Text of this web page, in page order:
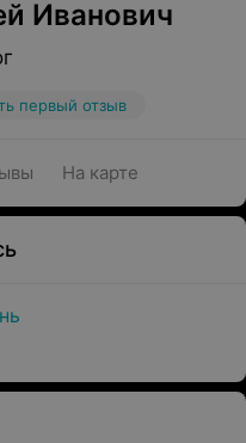
Иванович
первый отзыв
На карте